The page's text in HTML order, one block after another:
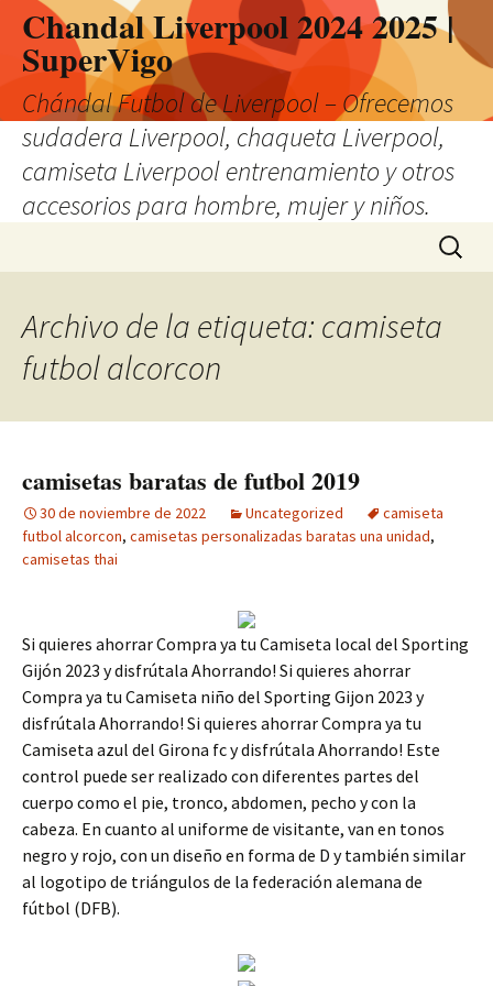
Chandal Liverpool 2024 2025 |
SuperVigo
Chándal Futbol de Liverpool – Ofrecemos
sudadera Liverpool, chaqueta Liverpool,
camiseta Liverpool entrenamiento y otros
accesorios para hombre, mujer y niños.
Buscar:
Archivo de la etiqueta: camiseta
futbol alcorcon
camisetas baratas de futbol 2019
30 de noviembre de 2022 Uncategorized
camiseta
futbol alcorcon, camisetas personalizadas baratas una unidad,
camisetas thai
Si quieres ahorrar Compra ya tu Camiseta local del Sporting
Gijón 2023 y disfrútala Ahorrando! Si quieres ahorrar
Compra ya tu Camiseta niño del Sporting Gijon 2023 y
disfrútala Ahorrando! Si quieres ahorrar Compra ya tu
Camiseta azul del Girona fc y disfrútala Ahorrando! Este
control puede ser realizado con diferentes partes del
cuerpo como el pie, tronco, abdomen, pecho y con la
cabeza. En cuanto al uniforme de visitante, van en tonos
negro y rojo, con un diseño en forma de D y también similar
al logotipo de triángulos de la federación alemana de
fútbol (DFB).